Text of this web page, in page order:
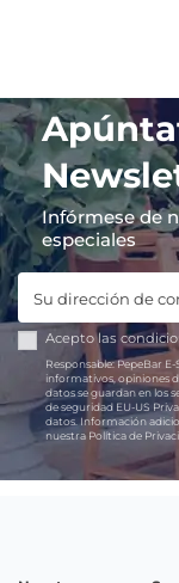
Infórmese de
especiales
Acepto las
Responsable:PepeBar E-
informativos, opiniones
datos se guardan en los
de seguridad EU-US
datos. Información
nuestra Política de